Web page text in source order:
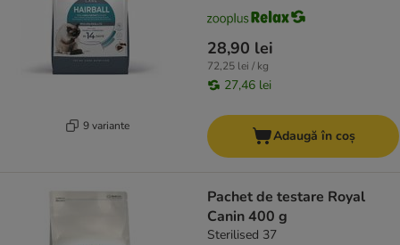
9 variante
28,90 lei
72,25 lei / kg
27,46 lei
Adaugă în coș
Pachet de testare Royal
Canin 400 g
Sterilised 37